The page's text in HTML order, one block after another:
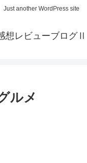
Just another WordPress site
想レビューブログⅡ
ルメ